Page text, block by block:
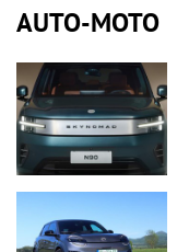
AUTO-MOTO